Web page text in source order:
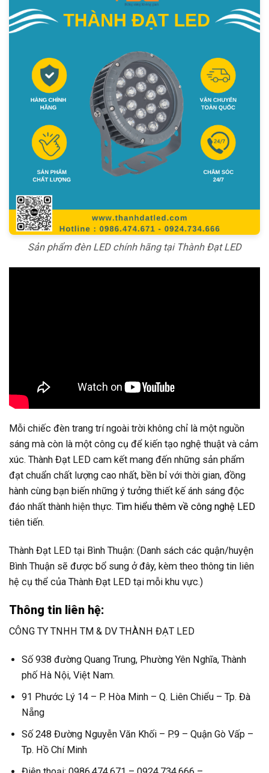
Sản phẩm đèn LED chính hãng tại Thành Đạt LED
Mỗi chiếc đèn trang trí ngoài trời không chỉ là một nguồn
sáng mà còn là một công cụ để kiến tạo nghệ thuật và cảm
xúc. Thành Đạt LED cam kết mang đến những sản phẩm
đạt chuẩn chất lượng cao nhất, bền bỉ với thời gian, đồng
hành cùng bạn biến những ý tưởng thiết kế ánh sáng độc
đáo nhất thành hiện thực. Tìm hiểu thêm về công nghệ LED
tiên tiến.
Thành Đạt LED tại Bình Thuận: (Danh sách các quận/huyện
Bình Thuận sẽ được bổ sung ở đây, kèm theo thông tin liên
hệ cụ thể của Thành Đạt LED tại mỗi khu vực.)
Thông tin liên hệ:
CÔNG TY TNHH TM & DV THÀNH ĐẠT LED
Số 938 đường Quang Trung, Phường Yên Nghĩa, Thành
phố Hà Nội, Việt Nam.
91 Phước Lý 14 – P. Hòa Minh – Q. Liên Chiểu – Tp. Đà
Nẵng
Số 248 Đường Nguyễn Văn Khối – P.9 – Quận Gò Vấp –
Tp. Hồ Chí Minh